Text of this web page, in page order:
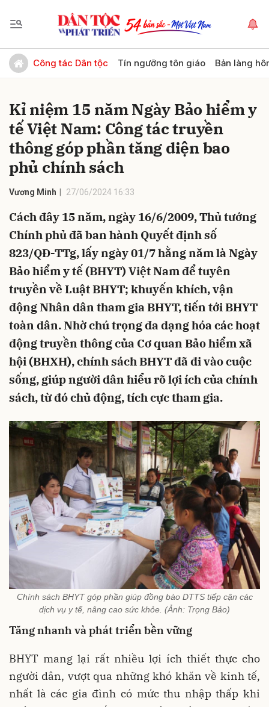
Công tác Dân tộc Tín ngưỡng tôn giáo Bản làng
Kỉ niệm 15 năm Ngày Bảo hiểm y
tế Việt Nam: Công tác truyền
thông góp phần tăng diện bao
phủ chính sách
Vương Minh 27/06/2024 16:33
Cách đây 15 năm, ngày 16/6/2009, Thủ tướng
Chính phủ đã ban hành Quyết định số
823/QĐ-TTg, lấy ngày 01/7 hằng năm là Ngày
Bảo hiểm y tế (BHYT) Việt Nam để tuyên
truyền về Luật BHYT; khuyến khích, vận
động Nhân dân tham gia BHYT, tiến tới BHYT
toàn dân. Nhờ chú trọng đa dạng hóa các hoạt
động truyền thông của Cơ quan Bảo hiểm xã
hội (BHXH), chính sách BHYT đã đi vào cuộc
sống, giúp người dân hiểu rõ lợi ích của chính
sách, từ đó chủ động, tích cực tham gia.
Chính sách BHYT góp phần giúp đồng bào DTTS tiếp cận các
dịch vụ y tế, nâng cao sức khỏe. (Ảnh: Trọng Bảo)
Tăng nhanh và phát triển bền vững
BHYT mang lại rất nhiều lợi ích thiết thực cho
người dân, vượt qua những khó khăn về kinh tế,
nhất là các gia đình có mức thu nhập thấp khi
Gửi bình luận